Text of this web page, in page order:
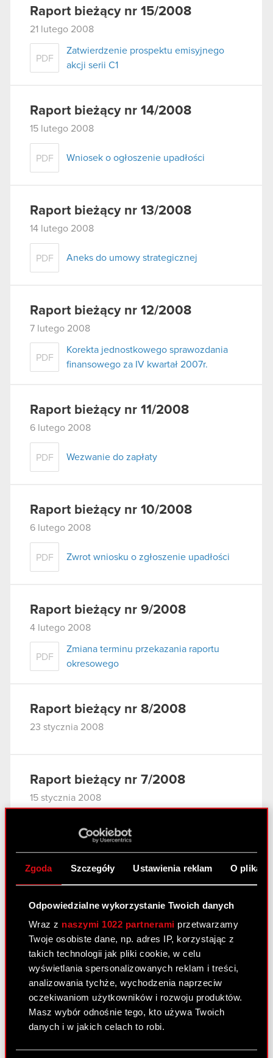
Zgoda Szczegóły Ustawienia reklam O
Odpowiedzialne wykorzystanie Twoich danych
Wraz z naszymi 1022 partnerami przetwarzamy
Twoje osobiste dane, np. adres IP, korzystając z
takich technologii jak pliki cookie, w celu
wyświetlania spersonalizowanych reklam i treści,
analizowania tychże, wychodzenia naprzeciw
oczekiwaniom użytkowników i rozwoju produktów.
Masz wybór odnośnie tego, kto używa Twoich
danych i w jakich celach to robi.
Raport bieżący nr 15/2008
21 lutego 2008
PDF
Zatwierdzenie prospektu emisyjnego
akcji serii C1
Raport bieżący nr 14/2008
15 lutego 2008
PDF Wniosek o ogłoszenie upadłości
Raport bieżący nr 13/2008
14 lutego 2008
PDF Aneks do umowy strategicznej
Raport bieżący nr 12/2008
7 lutego 2008
PDF
Korekta jednostkowego sprawozdania
finansowego za IV kwartał 2007r.
Raport bieżący nr 11/2008
6 lutego 2008
PDF Wezwanie do zapłaty
Raport bieżący nr 10/2008
6 lutego 2008
PDF Zwrot wniosku o zgłoszenie upadłości
Raport bieżący nr 9/2008
4 lutego 2008
PDF
Zmiana terminu przekazania raportu
okresowego
Raport bieżący nr 8/2008
23 stycznia 2008
Raport bieżący nr 7/2008
15 stycznia 2008
Aneks do umowy strategicznej
PDF
Zajęcie udziałów w firmie Optibox Sp. z
o.o. z siedzibą w Warszawie
Raport bieżący nr 5/2008
14 stycznia 2008
PDF Pozew o zapłatę przeciwko Zatra S.A.